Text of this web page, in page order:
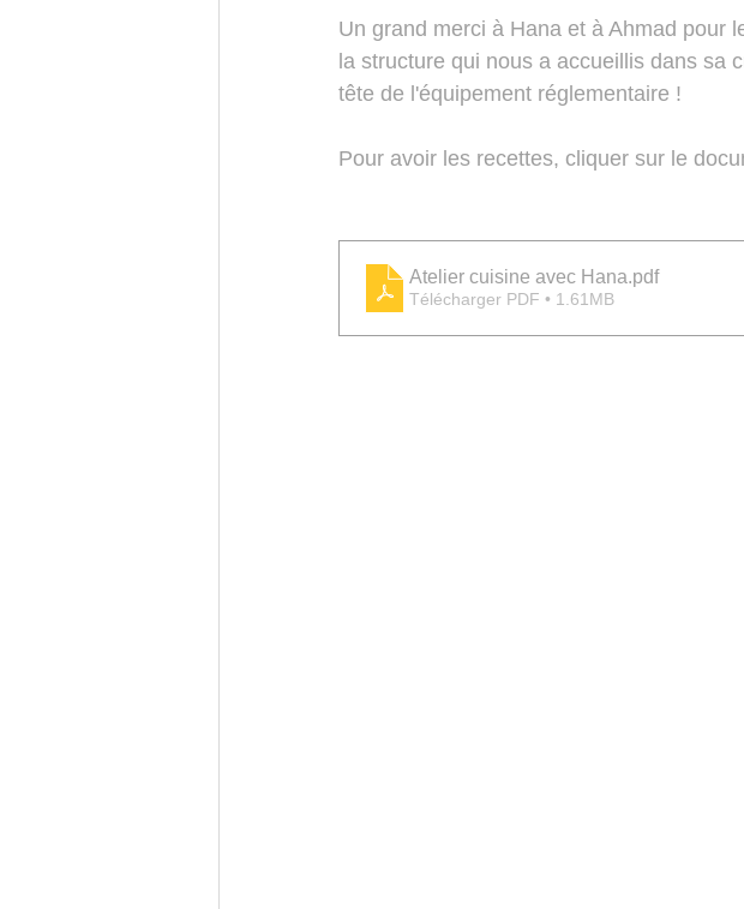
Un grand merci à Hana et à Ahmad pour
la structure qui nous a accueillis dans sa
tête de l'équipement réglementaire !
Pour avoir les recettes, cliquer sur le
Atelier cuisine avec Hana.pdf
Télécharger PDF • 1.61MB